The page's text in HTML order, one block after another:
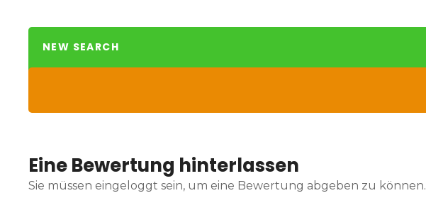
NEW SEARCH
Eine Bewertung hinterlassen
Sie müssen eingeloggt sein, um eine Bewertung abgeben zu können.